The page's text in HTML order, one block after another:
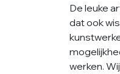
De leuke
dat ook
werken.